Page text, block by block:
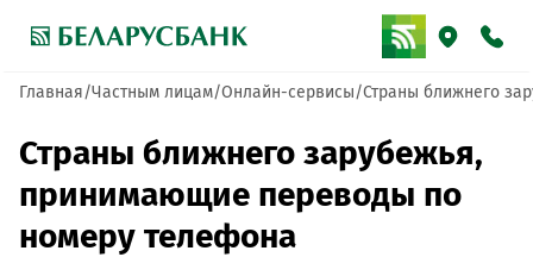
Главная Частным лицам Онлайн-сервисы Страны ближнего
Страны ближнего зарубежья,
принимающие переводы по
номеру телефона